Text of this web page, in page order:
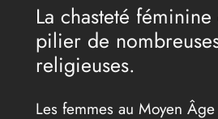
La chasteté
pilier de
religieuses.
Les femmes au Moyen